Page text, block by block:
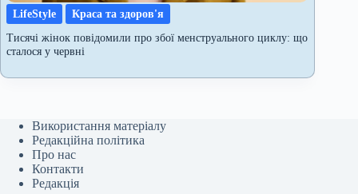
LifeStyle
Краса та здоров'я
Тисячі жінок повідомили про збої менструального циклу: що
сталося у червні
Використання матеріалу
Редакційна політика
Про нас
Контакти
Редакція